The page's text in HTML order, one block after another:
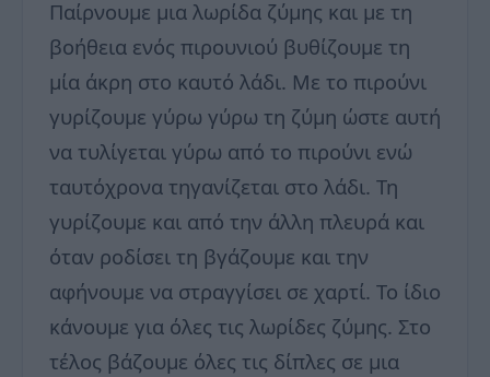
Παίρνουμε μια λωρίδα ζύμης και με τη
βοήθεια ενός πιρουνιού βυθίζουμε τη
μία άκρη στο καυτό λάδι. Με το πιρούνι
γυρίζουμε γύρω γύρω τη ζύμη ώστε αυτή
να τυλίγεται γύρω από το πιρούνι ενώ
ταυτόχρονα τηγανίζεται στο λάδι. Τη
γυρίζουμε και από την άλλη πλευρά και
όταν ροδίσει τη βγάζουμε και την
αφήνουμε να στραγγίσει σε χαρτί. Το ίδιο
κάνουμε για όλες τις λωρίδες ζύμης. Στο
τέλος βάζουμε όλες τις δίπλες σε μια